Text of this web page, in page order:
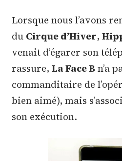
Lorsque nous l’avons
du Cirque d’Hiver,
venait d’égarer son
rassure, La Face Bn’a
commanditaire de
bien aimé), mais
son exécution.